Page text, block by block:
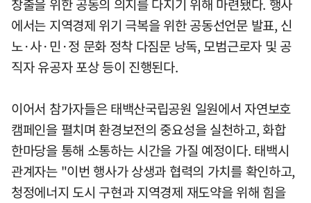
창출을 위한 공동의 의지를 다지기 위해 마련됐다. 행사
에서는 지역경제 위기 극복을 위한 공동선언문 발표, 신
노·사·민·정 문화 정착 다짐문 낭독, 모범근로자 및 공
직자 유공자 포상 등이 진행된다.
이어서 참가자들은 태백산국립공원 일원에서 자연보호
캠페인을 펼치며 환경보전의 중요성을 실천하고, 화합
한마당을 통해 소통하는 시간을 가질 예정이다. 태백시
관계자는 "이번 행사가 상생과 협력의 가치를 확인하고,
청정에너지 도시 구현과 지역경제 재도약을 위해 힘을